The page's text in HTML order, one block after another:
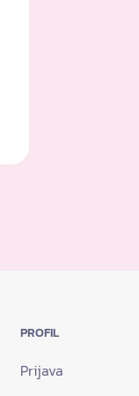
PROFIL
Prijava